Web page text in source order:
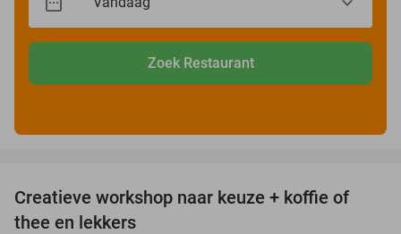
Zoek Restaurant
26%
Creatieve workshop naar keuze + koffie of
thee en lekkers